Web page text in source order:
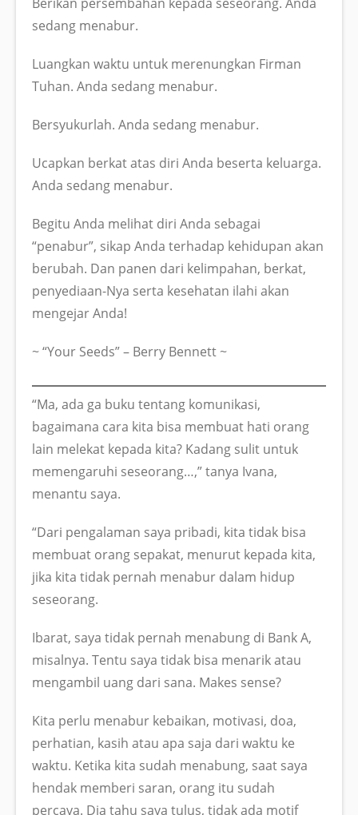
sedang menabur.
Luangkan waktu untuk merenungkan Firman
Tuhan. Anda sedang menabur.
Bersyukurlah. Anda sedang menabur.
Ucapkan berkat atas diri Anda beserta keluarga.
Anda sedang menabur.
Begitu Anda melihat diri Anda sebagai
“penabur”, sikap Anda terhadap kehidupan akan
berubah. Dan panen dari kelimpahan, berkat,
penyediaan-Nya serta kesehatan ilahi akan
mengejar Anda!
~ “Your Seeds” – Berry Bennett ~
“Ma, ada ga buku tentang komunikasi,
bagaimana cara kita bisa membuat hati orang
lain melekat kepada kita? Kadang sulit untuk
memengaruhi seseorang…,” tanya Ivana,
menantu saya.
“Dari pengalaman saya pribadi, kita tidak bisa
membuat orang sepakat, menurut kepada kita,
jika kita tidak pernah menabur dalam hidup
seseorang.
Ibarat, saya tidak pernah menabung di Bank A,
misalnya. Tentu saya tidak bisa menarik atau
mengambil uang dari sana. Makes sense?
Kita perlu menabur kebaikan, motivasi, doa,
perhatian, kasih atau apa saja dari waktu ke
waktu. Ketika kita sudah menabung, saat saya
hendak memberi saran, orang itu sudah
percaya. Dia tahu saya tulus, tidak ada motif